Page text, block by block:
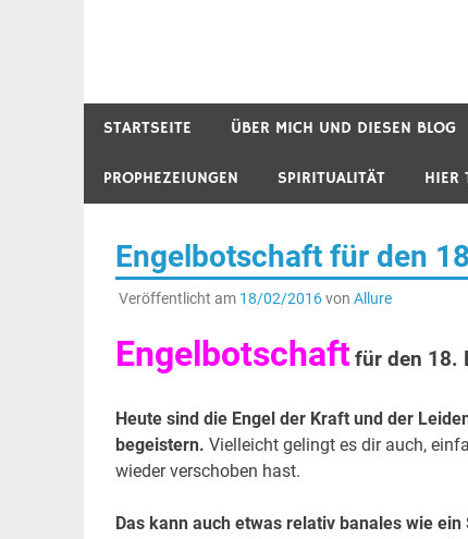
STARTSEITE ÜBER MICH UND DIESEN BLOG
PROPHEZEIUNGEN SPIRITUALITÄT HIER
Engelbotschaft für den
Veröffentlicht am 18/02/2016von Allure
Engelbotschaftfür den 18.
Heute sind die Engel der Kraft und der
begeistern. Vielleicht gelingt es dir auch,
wieder verschoben hast.
Das kann auch etwas relativ banales wie